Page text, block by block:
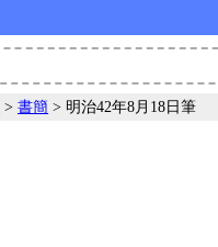
>書簡 > 明治42年8月18日筆